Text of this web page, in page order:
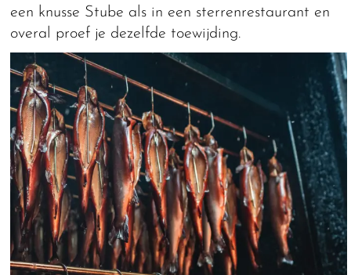
een knusse Stube als in een sterrenrestaurant en
overal proef je dezelfde toewijding.